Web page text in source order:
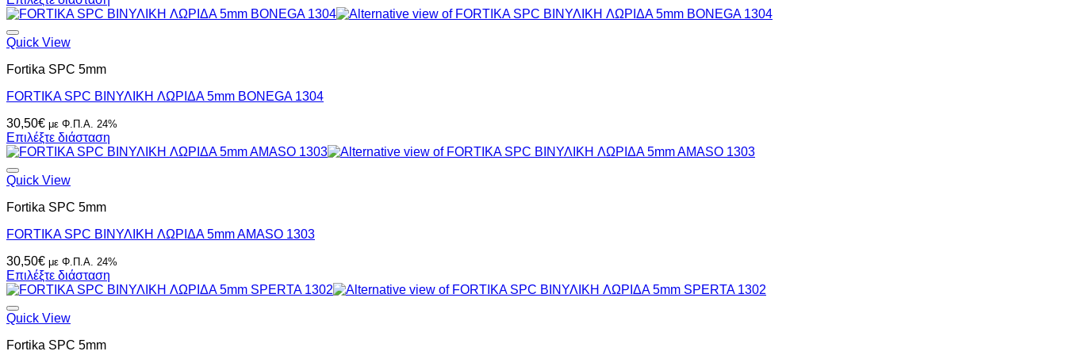
Quick View
Fortika SPC 5mm
FORTIKA SPC ΒΙΝΥΛΙΚH ΛΩΡΙΔΑ 5mm BONEGA 1304
30,50€ με Φ.Π.Α. 24%
Επιλέξτε διάσταση
Quick View
Fortika SPC 5mm
FORTIKA SPC ΒΙΝΥΛΙΚH ΛΩΡΙΔΑ 5mm AMASO 1303
30,50€ με Φ.Π.Α. 24%
Επιλέξτε διάσταση
Quick View
Fortika SPC 5mm